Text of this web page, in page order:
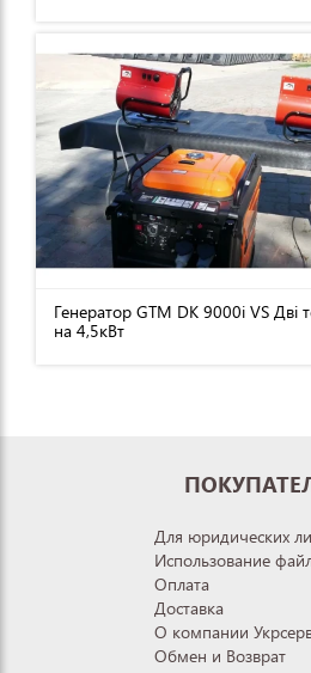
Генератор GTM DK 9000i VS Дві
на 4,5кВт
Для юридических
Использование
Оплата
Доставка
О компании
Обмен и Возврат